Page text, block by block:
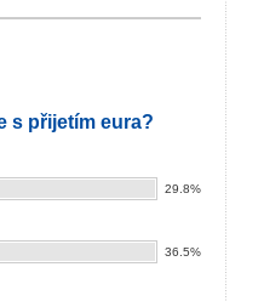
s přijetím eura?
29.8%
36.5%